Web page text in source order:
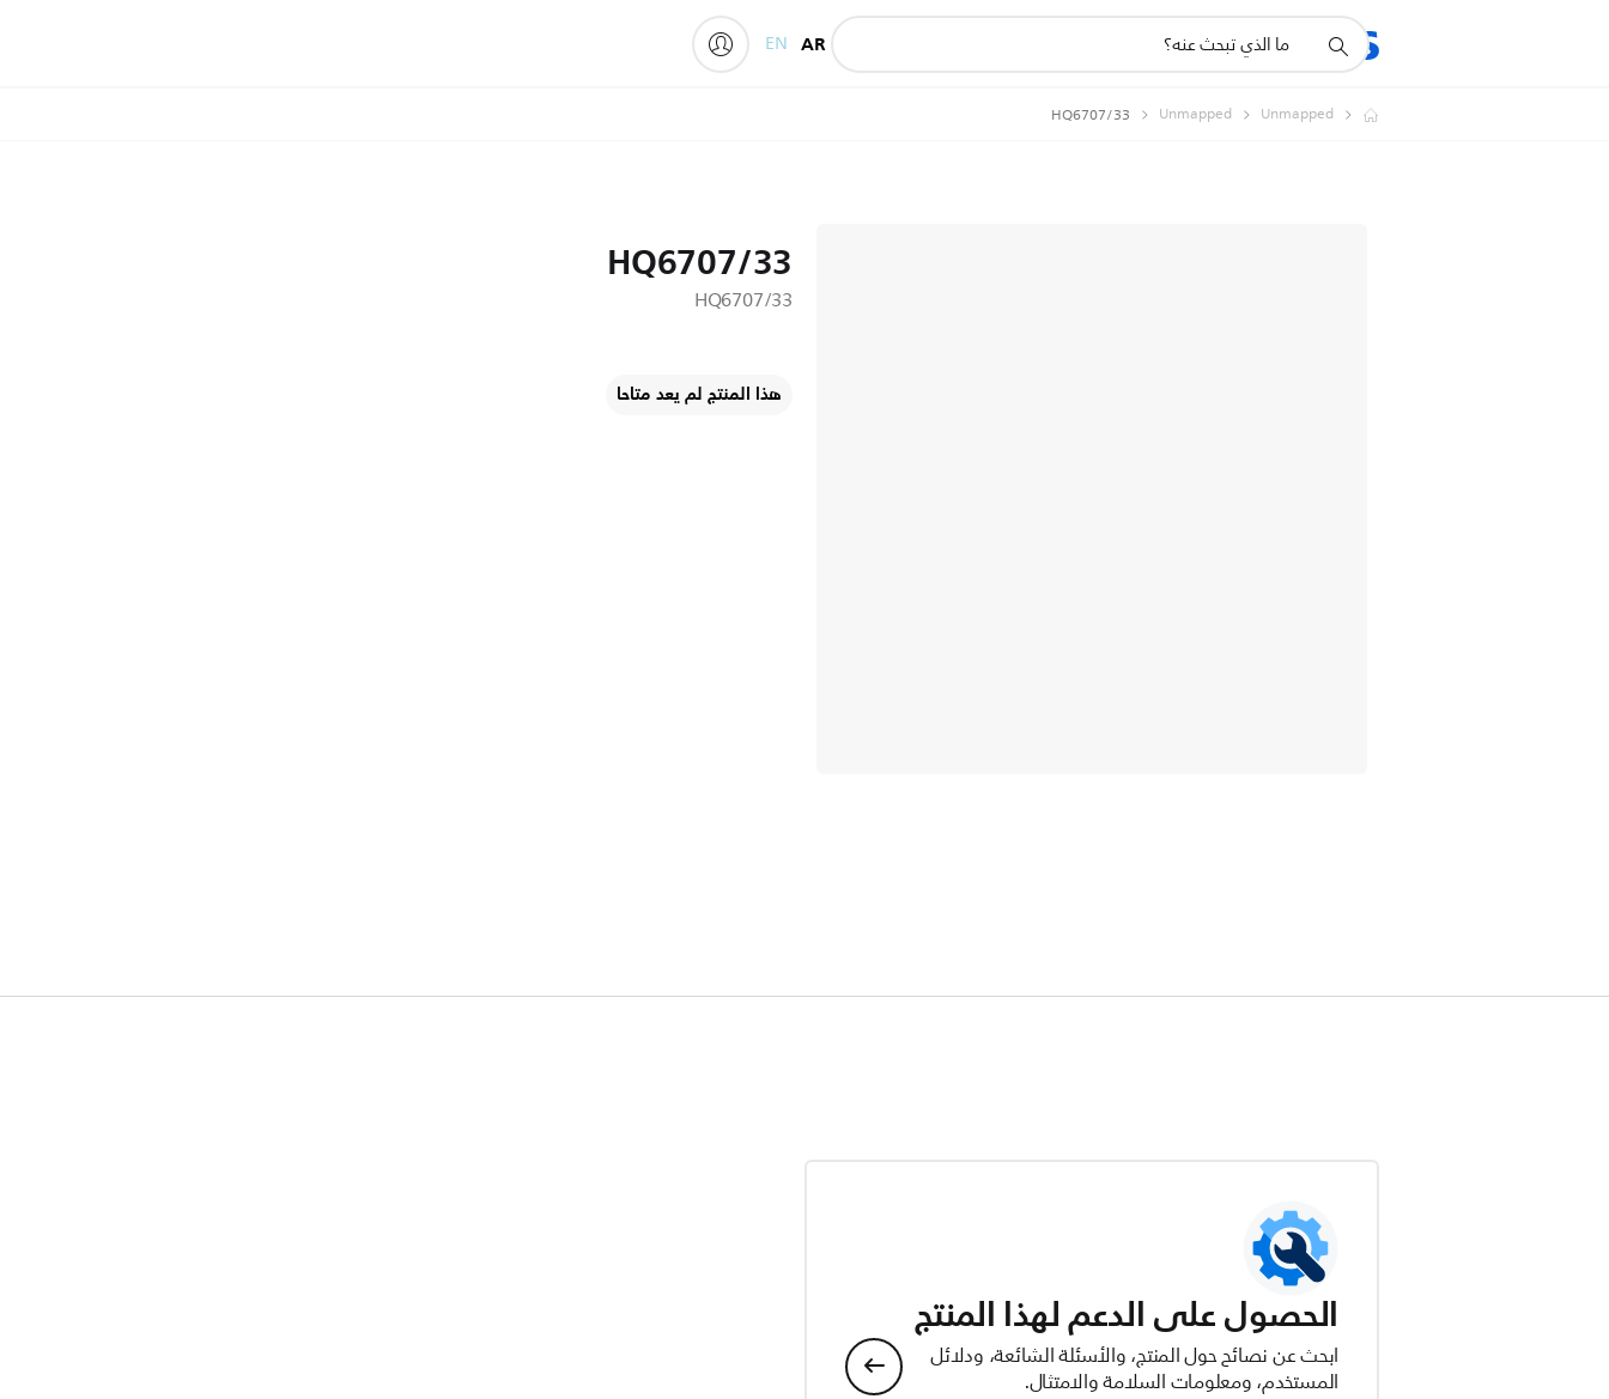
المنتجات
أيقونة
دعم
AR
EN
Unmapped
Unmapped
HQ6707/33
HQ6707/33
HQ6707/33
هذا المنتج لم يعد متاحا
الحصول على الدعم لهذا المنتج
ابحث عن نصائح حول المنتج، والأسئلة الشائعة، ودلائل
المستخدم، ومعلومات السلامة والامتثال.